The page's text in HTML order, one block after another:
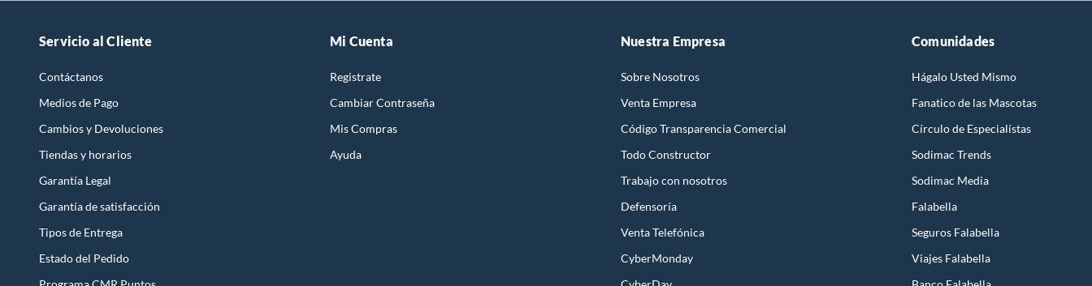
Servicio al Cliente
Contáctanos
Medios de Pago
Cambios y Devoluciones
Tiendas y horarios
Garantía Legal
Garantía de satisfacción
Tipos de Entrega
Estado del Pedido
Mi Cuenta
Registrate
Cambiar Contraseña
Mis Compras
Ayuda
Nuestra Empresa
Sobre Nosotros
Venta Empresa
Código Transparencia Comercial
Todo Constructor
Trabajo con nosotros
Defensoría
Venta Telefónica
CyberMonday
Comunidades
Hágalo Usted Mismo
Fanatico de las Mascotas
Círculo de Especialístas
Sodimac Trends
Sodimac Media
Falabella
Seguros Falabella
Viajes Falabella